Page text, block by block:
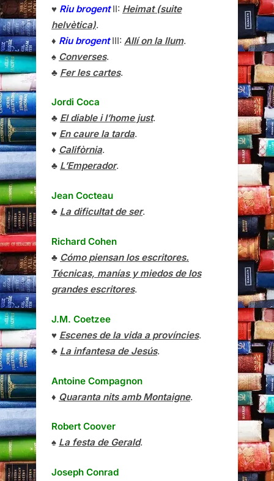
♥ Riu brogentII: Heimat (suite
helvètica).
♦ Riu brogentIII: Allí on la llum.
♠ Converses.
♣ Fer les cartes.
Jordi Coca
♣ El diable i l’home just.
♥ En caure la tarda.
♦ Califòrnia.
♣ L’Emperador.
Jean Cocteau
♣ La dificultat de ser.
Richard Cohen
♣ Cómo piensan los escritores.
Técnicas, manías y miedos de los
grandes escritores.
J.M. Coetzee
♥ Escenes de la vida a províncies.
♣ La infantesa de Jesús.
Antoine Compagnon
♦ Quaranta nits amb Montaigne.
Robert Coover
♠ La festa de Gerald.
Joseph Conrad